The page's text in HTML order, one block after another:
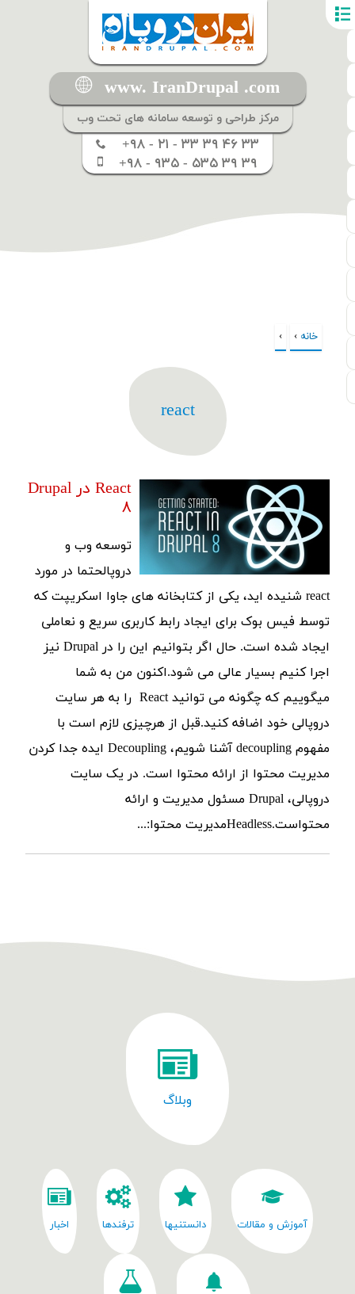
www. IranDrupal .com
مرکز طراحی و توسعه سامانه های تحت وب
+۹۸ - ۲۱ - ۳۳ ۳۹ ۴۶ ۳۳
+۹۸ - ۹۳۵ - ۵۳۵ ۳۹ ۳۹
شما اینجا هستید
خانه ›
›
react
React در Drupal
۸
توسعه وب و
دروپالحتما در مورد
react شنیده اید، یکی از کتابخانه های جاوا اسکریپت که
توسط فیس بوک برای ایجاد رابط کاربری سریع و نعاملی
ایجاد شده است. حال اگر بتوانیم این را در Drupal نیز
اجرا کنیم بسیار عالی می شود.اکنون من به شما
میگوییم که چگونه می توانید React را به هر سایت
دروپالی خود اضافه کنید.قبل از هرچیزی لازم است با
مفهوم decoupling آشنا شویم، Decoupling ایده جدا کردن
مدیریت محتوا از ارائه محتوا است. در یک سایت
دروپالی، Drupal مسئول مدیریت و ارائه
محتواست.Headlessمدیریت محتوا:...
وبلاگ
آموزش و مقالات دانستنیها ترفندها اخبار